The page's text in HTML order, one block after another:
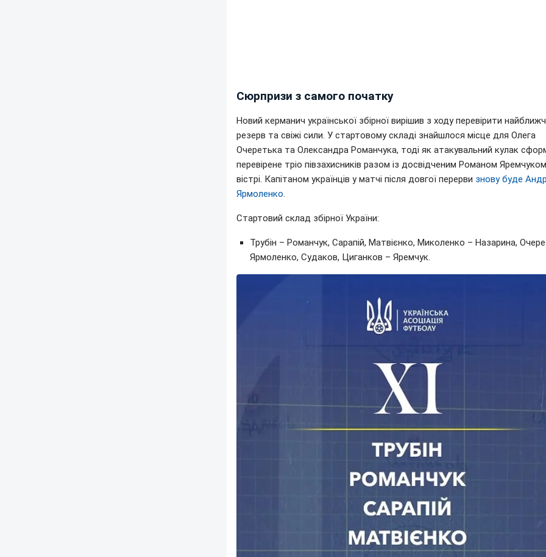
Сюрпризи з самого початку
Новий керманич української збірної вирішив з ходу перевірити
резерв та свіжі сили. У стартовому складі знайшлося місце для Олега
Очеретька та Олександра Романчука, тоді як атакувальний кулак
перевірене тріо півзахисників разом із досвідченим Романом
вістрі. Капітаном українців у матчі після довгої перерви знову буде
Ярмоленко.
Стартовий склад збірної України:
Трубін – Романчук, Сарапій, Матвієнко, Миколенко – Назарина,
Ярмоленко, Судаков, Циганков – Яремчук.